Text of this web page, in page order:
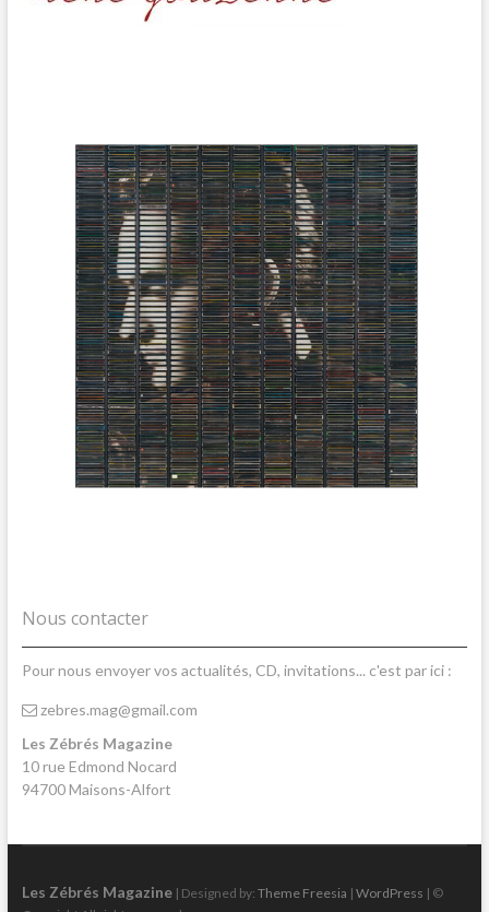
Nous contacter
Pour nous envoyer vos actualités, CD, invitations... c'est par ici :
zebres.mag@gmail.com
Les Zébrés Magazine
10 rue Edmond Nocard
94700 Maisons-Alfort
Les Zébrés Magazine| Designed by: Theme Freesia | WordPress | ©